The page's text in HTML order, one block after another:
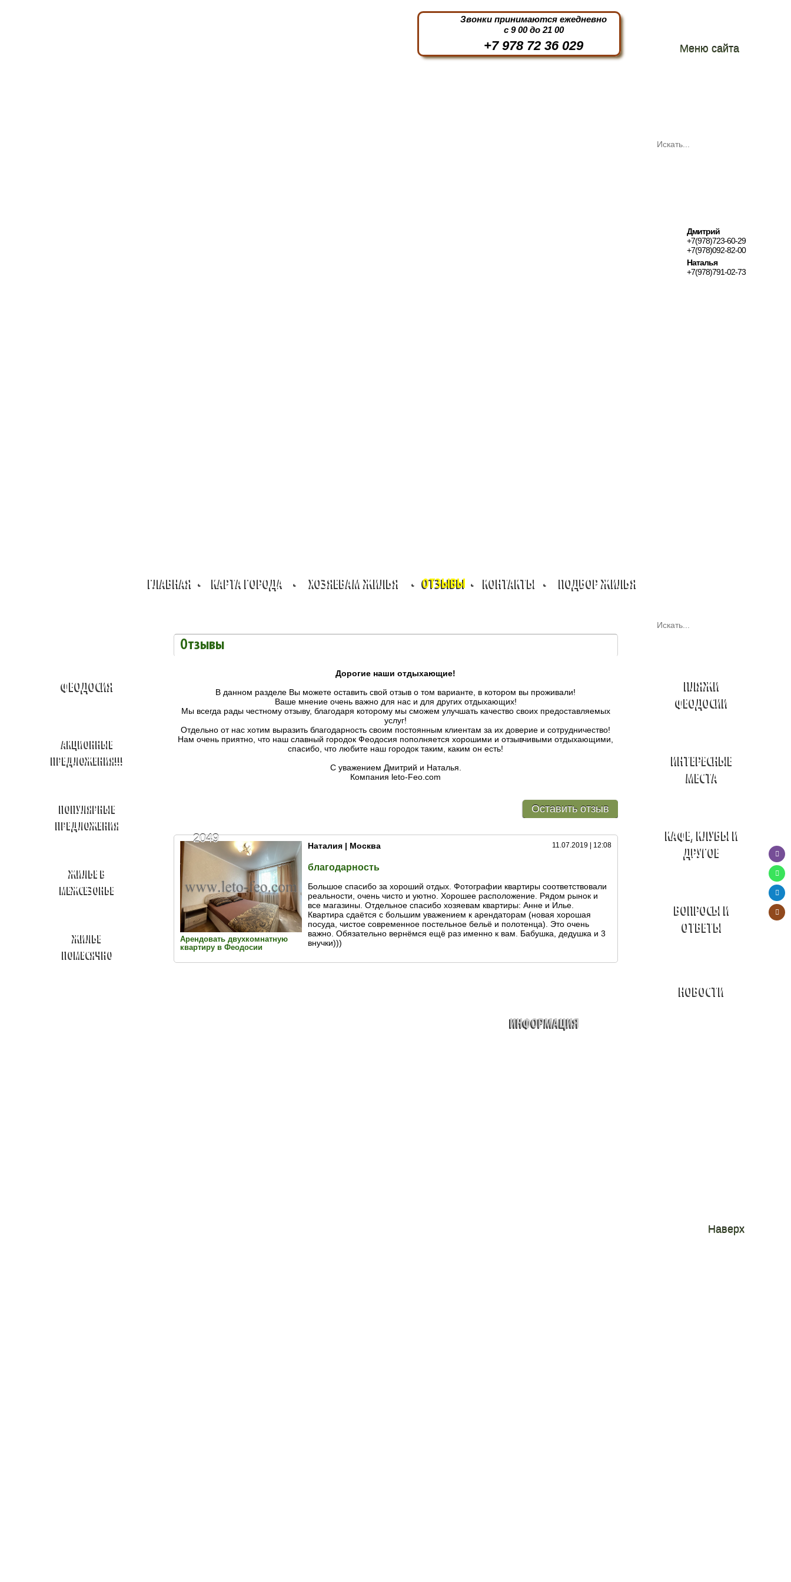
Дмитрий
+7(978)723-60-29
+7(978)092-82-00
Наталья
+7(978)791-02-73
Меню сайта
Звонки принимаются ежедневно
с 9 00 до 21 00
+7 978 72 36 029
ГЛАВНАЯ • КАРТА ГОРОДА • ХОЗЯЕВАМ ЖИЛЬЯ • ОТЗЫВЫ • КОНТАКТЫ • ПОДБОР ЖИЛЬЯ
Отзывы
Дорогие наши отдыхающие!
В данном разделе Вы можете оставить свой отзыв о том варианте, в котором вы проживали!
Ваше мнение очень важно для нас и для других отдыхающих!
Мы всегда рады честному отзыву, благодаря которому мы сможем улучшать качество своих предоставляемых
услуг!
Отдельно от нас хотим выразить благодарность своим постоянным клиентам за их доверие и сотрудничество!
Нам очень приятно, что наш славный городок Феодосия пополняется хорошими и отзывчивыми отдыхающими,
спасибо, что любите наш городок таким, каким он есть!
С уважением Дмитрий и Наталья.
Компания leto-Feo.com
Оставить отзыв
2049
Арендовать двухкомнатную
квартиру в Феодосии
Наталия | Москва 11.07.2019 | 12:08
благодарность
Большое спасибо за хороший отдых. Фотографии квартиры соответствовали
реальности, очень чисто и уютно. Хорошее расположение. Рядом рынок и
все магазины. Отдельное спасибо хозяевам квартиры: Анне и Илье.
Квартира сдаётся с большим уважением к арендаторам (новая хорошая
посуда, чистое современное постельное бельё и полотенца). Это очень
важно. Обязательно вернёмся ещё раз именно к вам. Бабушка, дедушка и 3
внучки)))
ФЕОДОСИЯ
АКЦИОННЫЕ
ПРЕДЛОЖЕНИЯ!!!
ПОПУЛЯРНЫЕ
ПРЕДЛОЖЕНИЯ
ЖИЛЬЕ В
МЕЖСЕЗОНЬЕ
ЖИЛЬЕ
ПОМЕСЯЧНО
ПЛЯЖИ
ФЕОДОСИИ
ИНТЕРЕСНЫЕ
МЕСТА
КАФЕ, КЛУБЫ И
ДРУГОЕ
ВОПРОСЫ И
ОТВЕТЫ
НОВОСТИ
ИНФОРМАЦИЯ
Наверх